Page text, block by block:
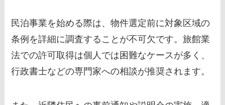
民泊事業を始める際は、物件選定前に対象区域の
条例を詳細に調査することが不可欠です。旅館業
法での許可取得は個人では困難なケースが多く、
行政書士などの専門家への相談が推奨されます。